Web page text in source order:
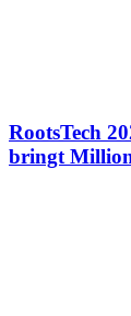
RootsTech
bringt